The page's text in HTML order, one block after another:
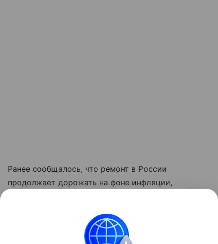
Ранее сообщалось, что ремонт в России
продолжает дорожать на фоне инфляции,
оказался ниже прогнозов.